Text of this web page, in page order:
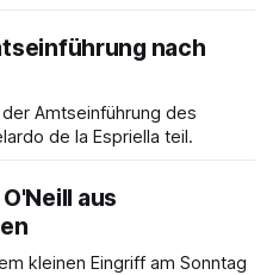
nach
Amtseinführung des
de la Espriella teil.
aus
kleinen Eingriff am Sonntag